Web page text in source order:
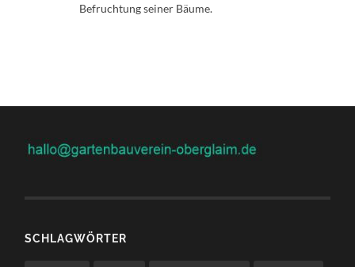
Befruchtung seiner Bäume.
SCHLAGWÖRTER